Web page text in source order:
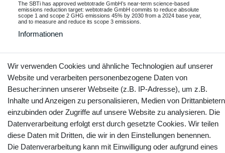
The SBTi has approved webtotrade GmbH’s near-term science-based
emissions reduction target: webtotrade GmbH commits to reduce absolute
scope 1 and scope 2 GHG emissions 45% by 2030 from a 2024 base year,
and to measure and reduce its scope 3 emissions.
Informationen
Vertrag widerrufen Kontakt
YouTube Facebook Instagram
Wir verwenden Cookies und ähnliche Technologien auf unserer
Website und verarbeiten personenbezogene Daten von
Besucher:innen unserer Webseite (z.B. IP-Adresse), um z.B.
Inhalte und Anzeigen zu personalisieren, Medien von Drittanbietern
einzubinden oder Zugriffe auf unsere Website zu analysieren. Die
Datenverarbeitung erfolgt erst durch gesetzte Cookies. Wir teilen
diese Daten mit Dritten, die wir in den Einstellungen benennen.
Die Datenverarbeitung kann mit Einwilligung oder aufgrund eines